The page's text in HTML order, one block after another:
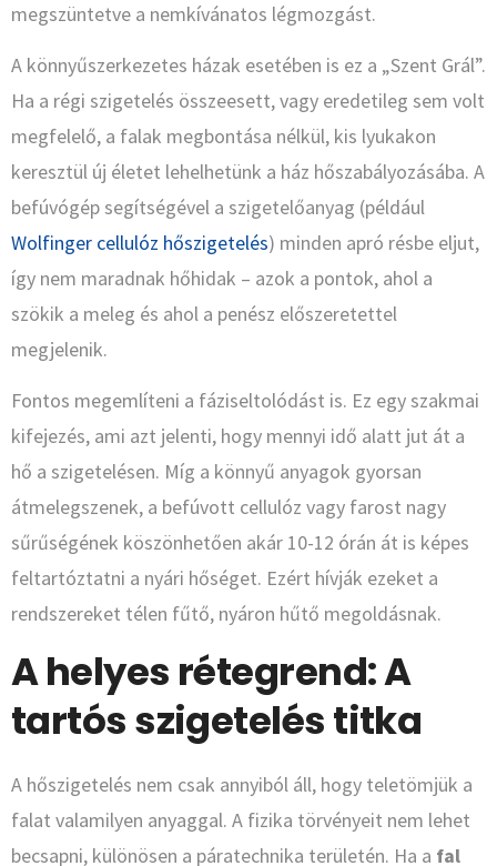
megszüntetve a nemkívánatos légmozgást.
A könnyűszerkezetes házak esetében is ez a „Szent Grál”.
Ha a régi szigetelés összeesett, vagy eredetileg sem volt
megfelelő, a falak megbontása nélkül, kis lyukakon
keresztül új életet lehelhetünk a ház hőszabályozásába. A
befúvógép segítségével a szigetelőanyag (például
Wolfinger cellulóz hőszigetelés) minden apró résbe eljut,
így nem maradnak hőhidak – azok a pontok, ahol a
szökik a meleg és ahol a penész előszeretettel
megjelenik.
Fontos megemlíteni a fáziseltolódást is. Ez egy szakmai
kifejezés, ami azt jelenti, hogy mennyi idő alatt jut át a
hő a szigetelésen. Míg a könnyű anyagok gyorsan
átmelegszenek, a befúvott cellulóz vagy farost nagy
sűrűségének köszönhetően akár 10-12 órán át is képes
feltartóztatni a nyári hőséget. Ezért hívják ezeket a
rendszereket télen fűtő, nyáron hűtő megoldásnak.
A helyes rétegrend: A
tartós szigetelés titka
A hőszigetelés nem csak annyiból áll, hogy teletömjük a
falat valamilyen anyaggal. A fizika törvényeit nem lehet
becsapni, különösen a páratechnika területén. Ha a fal